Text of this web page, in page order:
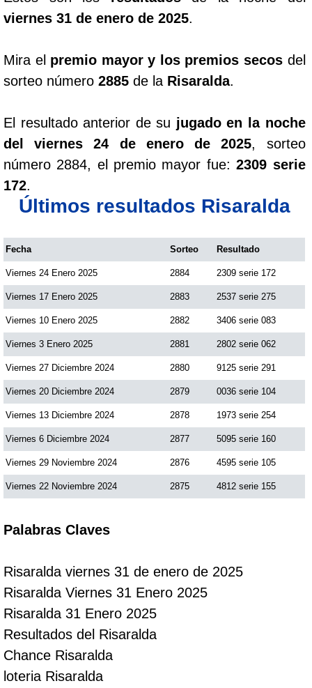
viernes 31 de enero de 2025.
Mira el premio mayor y los premios secosdel
sorteo número 2885 de la Risaralda.
El resultado anterior de su jugado en la noche
del viernes 24 de enero de 2025, sorteo
número 2884, el premio mayor fue:2309 serie
172.
Últimos resultados Risaralda
Fecha Sorteo Resultado
Viernes 24 Enero 2025 2884 2309 serie 172
Viernes 17 Enero 2025 2883 2537 serie 275
Viernes 10 Enero 2025 2882 3406 serie 083
Viernes 3 Enero 2025 2881 2802 serie 062
Viernes 27 Diciembre 2024 2880 9125 serie 291
Viernes 20 Diciembre 2024 2879 0036 serie 104
Viernes 13 Diciembre 2024 2878 1973 serie 254
Viernes 6 Diciembre 2024 2877 5095 serie 160
Viernes 29 Noviembre 2024 2876 4595 serie 105
Viernes 22 Noviembre 2024 2875 4812 serie 155
Palabras Claves
Risaralda viernes 31 de enero de 2025
Risaralda Viernes 31 Enero 2025
Risaralda 31 Enero 2025
Resultados del Risaralda
Chance Risaralda
loteria Risaralda